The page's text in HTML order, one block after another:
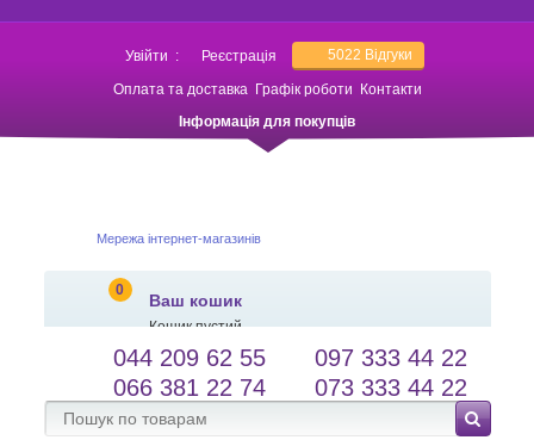
Увійти : Реєстрація 5022 Відгуки
Оплата та доставка Графік роботи
Контакти
Інформація для покупців
Мережа інтернет-магазинів
0
Ваш кошик
Кошик пустий
salessameto@gmail.com
Зворотній зв'язок
Мова сайту
044 209 62 55
097 333 44 22
066 381 22 74
073 333 44 22